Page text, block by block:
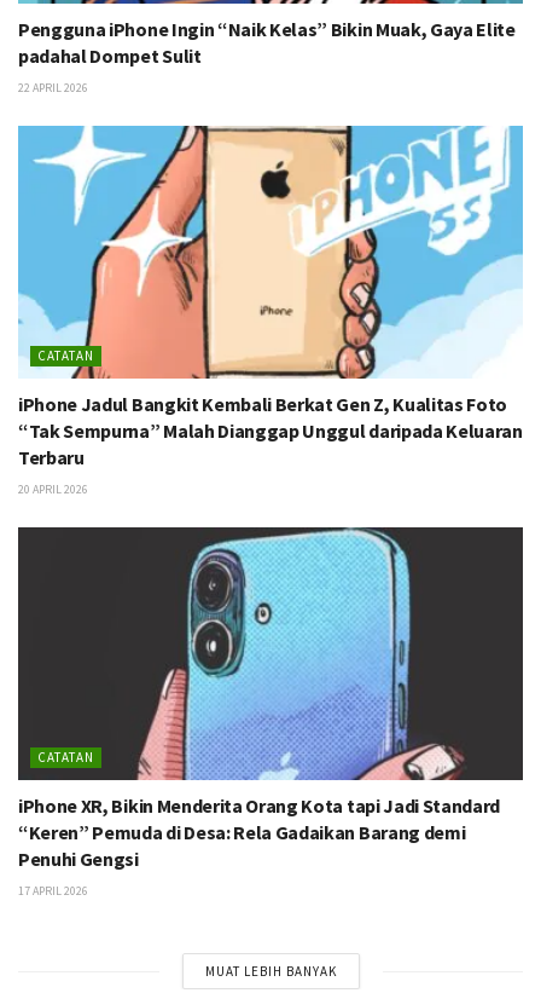
Pengguna iPhone Ingin “Naik Kelas” Bikin Muak, Gaya Elite
padahal Dompet Sulit
22 APRIL 2026
CATATAN
iPhone Jadul Bangkit Kembali Berkat Gen Z, Kualitas Foto
“Tak Sempurna” Malah Dianggap Unggul daripada Keluaran
Terbaru
20 APRIL 2026
CATATAN
iPhone XR, Bikin Menderita Orang Kota tapi Jadi Standard
“Keren” Pemuda di Desa: Rela Gadaikan Barang demi
Penuhi Gengsi
17 APRIL 2026
MUAT LEBIH BANYAK